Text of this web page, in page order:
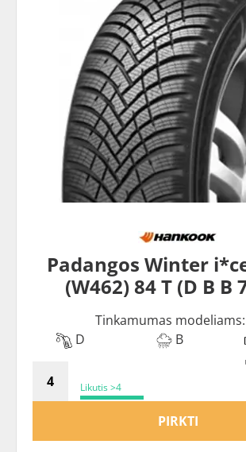
Padangos Winter
(W462) 84 T (D B B
Tinkamumas modeliams:
D
B
Likutis >4
PIRKTI